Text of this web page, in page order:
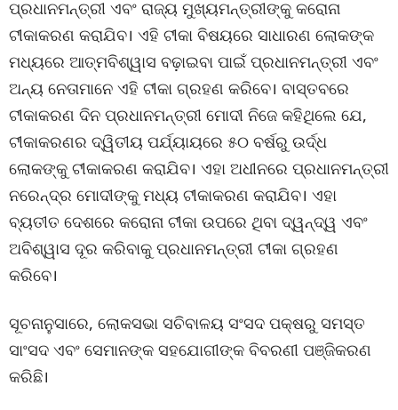
ପ୍ରଧାନମନ୍ତ୍ରୀ ଏବଂ ରାଜ୍ୟ ମୁଖ୍ୟମନ୍ତ୍ରୀଙ୍କୁ କରୋନା
ଟୀକାକରଣ କରାଯିବ। ଏହି ଟୀକା ବିଷୟରେ ସାଧାରଣ ଲୋକଙ୍କ
ମଧ୍ୟରେ ଆତ୍ମବିଶ୍ୱାସ ବଢ଼ାଇବା ପାଇଁ ପ୍ରଧାନମନ୍ତ୍ରୀ ଏବଂ
ଅନ୍ୟ ନେତାମାନେ ଏହି ଟୀକା ଗ୍ରହଣ କରିବେ। ବାସ୍ତବରେ
ଟୀକାକରଣ ଦିନ ପ୍ରଧାନମନ୍ତ୍ରୀ ମୋଦୀ ନିଜେ କହିଥିଲେ ଯେ,
ଟୀକାକରଣର ଦ୍ୱିତୀୟ ପର୍ଯ୍ୟାୟରେ ୫୦ ବର୍ଷରୁ ଉର୍ଦ୍ଧ
ଲୋକଙ୍କୁ ଟୀକାକରଣ କରାଯିବ। ଏହା ଅଧୀନରେ ପ୍ରଧାନମନ୍ତ୍ରୀ
ନରେନ୍ଦ୍ର ମୋଦୀଙ୍କୁ ମଧ୍ୟ ଟୀକାକରଣ କରାଯିବ। ଏହା
ବ୍ୟତୀତ ଦେଶରେ କରୋନା ଟୀକା ଉପରେ ଥିବା ଦ୍ୱନ୍ଦ୍ୱ ଏବଂ
ଅବିଶ୍ୱାସ ଦୂର କରିବାକୁ ପ୍ରଧାନମନ୍ତ୍ରୀ ଟୀକା ଗ୍ରହଣ
କରିବେ।
ସୂଚନାନୁସାରେ, ଲୋକସଭା ସଚିବାଳୟ ସଂସଦ ପକ୍ଷରୁ ସମସ୍ତ
ସାଂସଦ ଏବଂ ସେମାନଙ୍କ ସହଯୋଗୀଙ୍କ ବିବରଣୀ ପଞ୍ଜିକରଣ
କରିଛି।